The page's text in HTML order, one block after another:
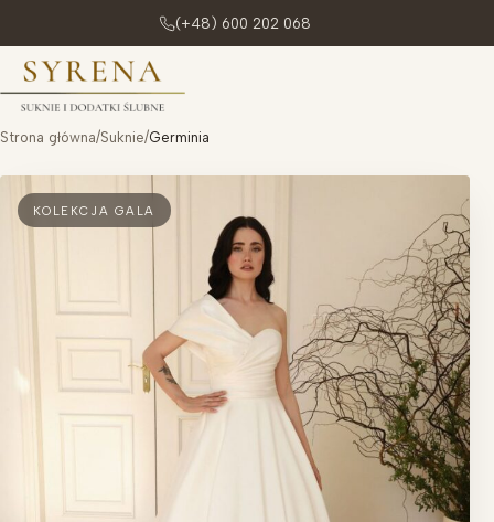
Przejdź do treści
(+48) 600 202 068
Strona główna/Suknie/Germinia
KOLEKCJA GALA